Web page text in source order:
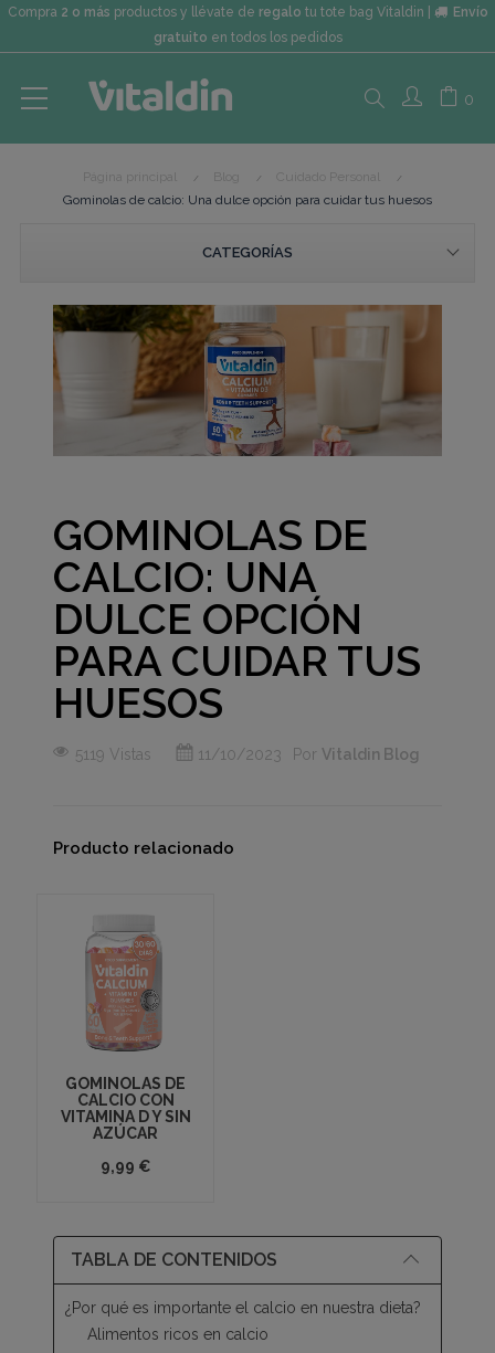
Compra 2 o más productos y llévate de regalo tu tote bag Vitaldin |
Envío
gratuito en todos los pedidos
Search
here...
0
Gominolas de calcio: Una dulce opción para cuidar tus huesos
CATEGORÍAS
GOMINOLAS DE
CALCIO: UNA
DULCE OPCIÓN
PARA CUIDAR TUS
HUESOS
5119 Vistas 11/10/2023 Por Vitaldin Blog
Producto relacionado
GOMINOLAS DE
CALCIO CON
VITAMINA D Y SIN
AZÚCAR
9,99 €
TABLA DE CONTENIDOS
¿Por qué es importante el calcio en nuestra dieta?
Alimentos ricos en calcio